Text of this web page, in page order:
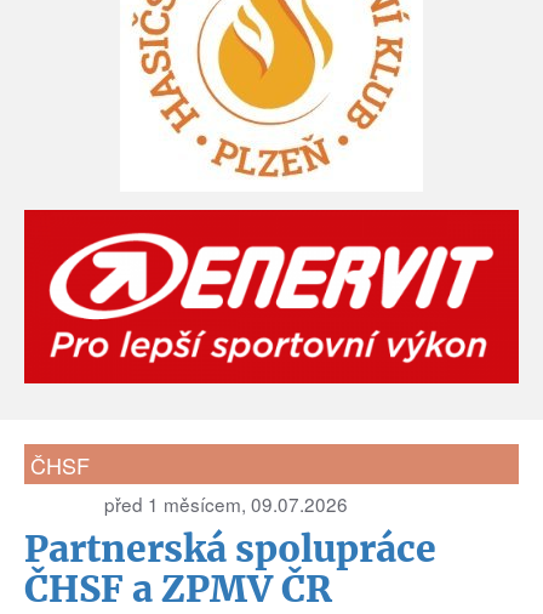
ČHSF
před 1 měsícem, 09.07.2026
Partnerská spolupráce
ČHSF a ZPMV ČR